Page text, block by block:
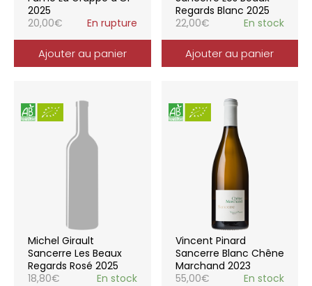
2025
20,00€ En rupture
Ajouter au panier
Regards Blanc 2025
22,00€ En stock
Ajouter au panier
Michel Girault
Sancerre Les Beaux
Regards Rosé 2025
18,80€ En stock
Vincent Pinard
Sancerre Blanc Chêne
Marchand 2023
55,00€ En stock